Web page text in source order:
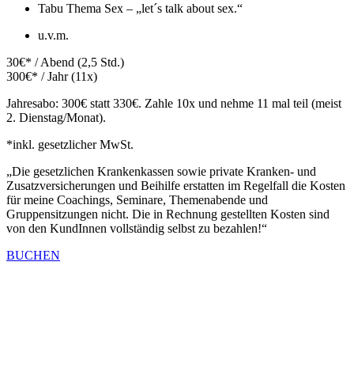
Tabu Thema Sex – „let´s talk about sex.“
u.v.m.
30€* / Abend (2,5 Std.)
300€* / Jahr (11x)
Jahresabo: 300€ statt 330€. Zahle 10x und nehme 11 mal teil (meist
2. Dienstag/Monat).
*inkl. gesetzlicher MwSt.
„Die gesetzlichen Krankenkassen sowie private Kranken- und
Zusatzversicherungen und Beihilfe erstatten im Regelfall die Kosten
für meine Coachings, Seminare, Themenabende und
Gruppensitzungen nicht. Die in Rechnung gestellten Kosten sind
von den KundInnen vollständig selbst zu bezahlen!“
BUCHEN